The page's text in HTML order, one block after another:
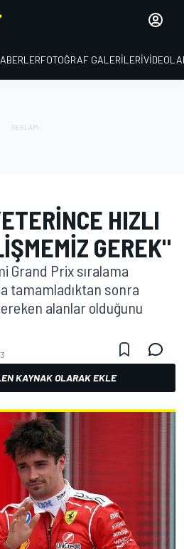
FOTOĞRAF GALERILERI
HIZLI
GEREK"
Grand Prix sıralama
tamamladıktan sonra
alanlar olduğunu
KAYNAK OLARAK EKLE